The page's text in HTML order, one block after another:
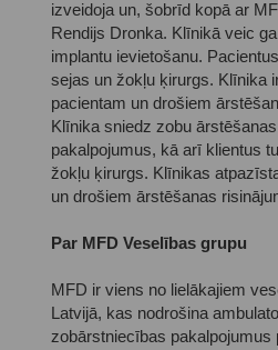
izveidoja un, šobrīd kopā ar
Rendijs Dronka. Klīnikā veic
implantu ievietošanu.
sejas un žokļu ķirurgs. Klīnika
pacientam un drošiem
Klīnika sniedz zobu
pakalpojumus, kā arī klientus
žokļu ķirurgs. Klīnikas
un drošiem ārstēšanas
Par MFD Veselības grupu
MFD ir viens no lielākajiem
Latvijā, kas nodrošina
zobārstniecības